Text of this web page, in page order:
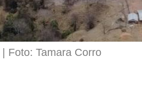
Foto: Tamara Corro